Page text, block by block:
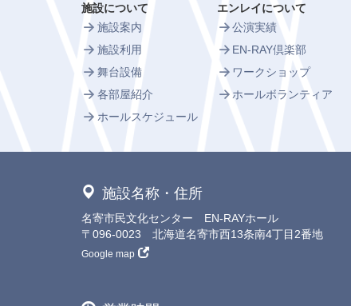
施設について
施設案内
施設利用
舞台設備
各部屋紹介
ホールスケジュール
エンレイについて
公演実績
EN-RAY倶楽部
ワークショップ
ホールボランティア
施設名称・住所
名寄市民文化センター EN-RAYホール
〒096-0023 北海道名寄市西13条南4丁目2番地
Google map